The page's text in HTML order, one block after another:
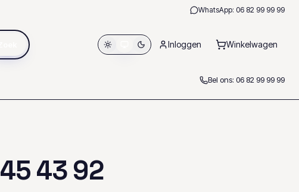
WhatsApp: 06 82 99 99 99
Inloggen Winkelwagen
Bel ons: 06 82 99 99 99
454392